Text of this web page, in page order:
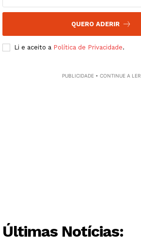
QUERO ADERIR
Li e aceito a Política de Privacidade.
PUBLICIDADE • CONTINUE A LER
Últimas Notícias: